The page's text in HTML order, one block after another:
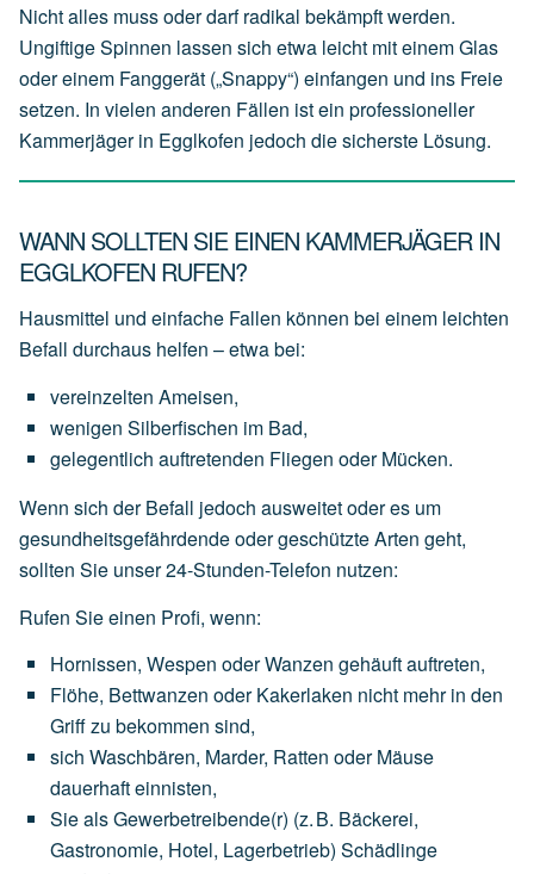
Nicht alles muss oder darf radikal bekämpft werden.
Ungiftige Spinnen lassen sich etwa leicht mit einem Glas
oder einem Fanggerät („Snappy“) einfangen und ins Freie
setzen. In vielen anderen Fällen ist ein professioneller
Kammerjäger in Egglkofen jedoch die sicherste Lösung.
WANN SOLLTEN SIE EINEN KAMMERJÄGER IN
EGGLKOFEN RUFEN?
Hausmittel und einfache Fallen können bei einem leichten
Befall durchaus helfen – etwa bei:
vereinzelten Ameisen,
wenigen Silberfischen im Bad,
gelegentlich auftretenden Fliegen oder Mücken.
Wenn sich der Befall jedoch ausweitet oder es um
gesundheitsgefährdende oder geschützte Arten geht,
sollten Sie unser 24-Stunden-Telefon nutzen:
Rufen Sie einen Profi, wenn:
Hornissen, Wespen oderWanzen gehäuftauftreten,
Flöhe, Bettwanzen oder Kakerlaken nicht mehr in den
Griffzu bekommen sind,
sich Waschbären, Marder, Ratten oder Mäuse
dauerhafteinnisten,
SiealsGewerbetreibende(r) (z.B. Bäckerei,
Gastronomie, Hotel, Lagerbetrieb) Schädlinge